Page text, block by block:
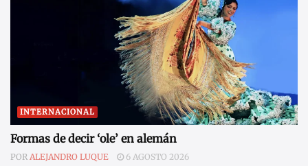
INTERNACIONAL
Formas de decir ‘ole’ en alemán
POR ALEJANDRO LUQUE 6 AGOSTO 2026